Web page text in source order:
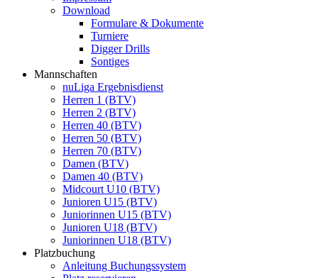
Download
Formulare & Dokumente
Turniere
Digger Drills
Sontiges
Mannschaften
nuLiga Ergebnisdienst
Herren 1 (BTV)
Herren 2 (BTV)
Herren 40 (BTV)
Herren 50 (BTV)
Herren 70 (BTV)
Damen (BTV)
Damen 40 (BTV)
Midcourt U10 (BTV)
Junioren U15 (BTV)
Juniorinnen U15 (BTV)
Junioren U18 (BTV)
Juniorinnen U18 (BTV)
Platzbuchung
Anleitung Buchungssystem